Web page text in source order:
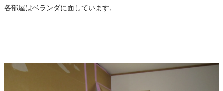
各部屋はベランダに面しています。